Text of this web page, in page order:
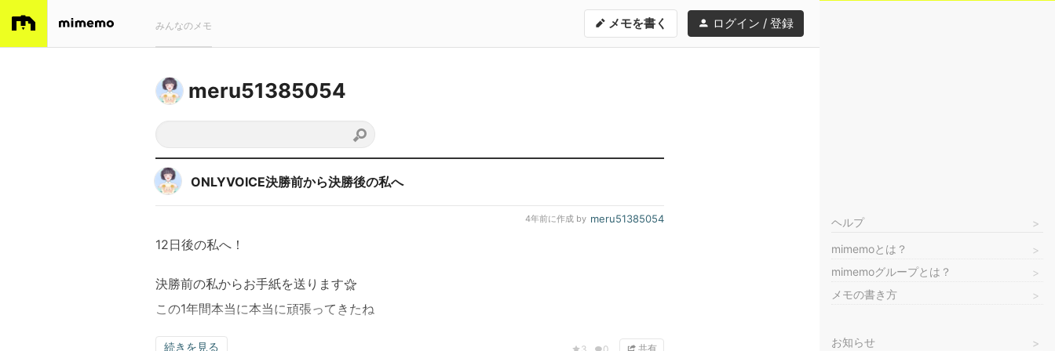
みんなのメモ メモを書く ログイン / 登録
meru51385054
ONLYVOICE決勝前から決勝後の私へ
4年前に作成 by meru51385054
共有
12日後の私へ！
決勝前の私からお手紙を送ります🌟
この1年間本当に本当に頑張ってきたね
続きを見る
ヘルプ
mimemoとは？
mimemoグループとは？
メモの書き方
お知らせ